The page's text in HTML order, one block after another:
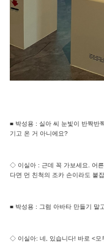
■ 박성용 : 실아 씨 눈빛이 반짝반
기고 온 거 아니에요?
◇ 이실아 : 근데 꼭 가보세요. 어
다면 먼 친척의 조카 손이라도 붙
■ 박성용 : 그럼 아바타 만들기 말
◇ 이실아: 네, 있습니다! 바로 <모